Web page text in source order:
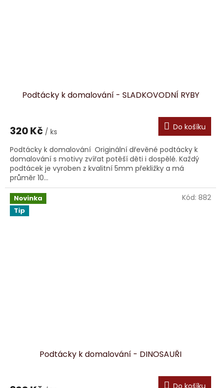
Podtácky k domalování - SLADKOVODNÍ RYBY
320 Kč / ks Do košíku
Podtácky k domalování Originální dřevěné podtácky k
domalování s motivy zvířat potěší děti i dospělé. Každý
podtácek je vyroben z kvalitní 5mm překližky a má
průměr 10...
Novinka
Tip
Podtácky k domalování - DINOSAUŘI
Kód: 882